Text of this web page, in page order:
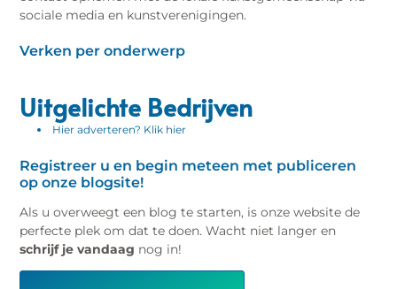
sociale media en kunstverenigingen.
Verken per onderwerp
Uitgelichte Bedrijven
Hier adverteren? Klik hier
Registreer u en begin meteen met publiceren
op onze blogsite!
Als u overweegt een blog te starten, is onze website de
perfecte plek om dat te doen. Wacht niet langer en
schrijf je vandaag nog in!